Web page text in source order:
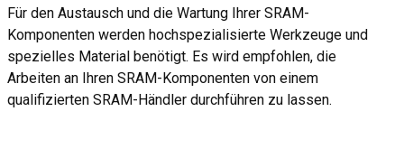
Für den Austausch und die Wartung Ihrer SRAM-
Komponenten werden hochspezialisierte Werkzeuge und
spezielles Material benötigt. Es wird empfohlen, die
Arbeiten an Ihren SRAM-Komponenten von einem
qualifizierten SRAM-Händler durchführen zu lassen.